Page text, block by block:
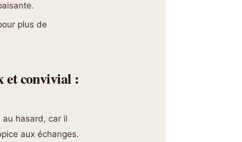
plus de
et convivial :
au hasard, car il
aux échanges.